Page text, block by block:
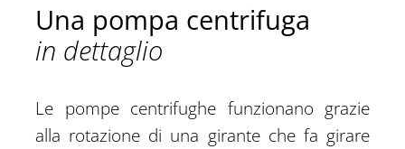
Una pompa centrifuga
in dettaglio
Le pompe centrifughe funzionano grazie
alla rotazione di una girante che fa girare